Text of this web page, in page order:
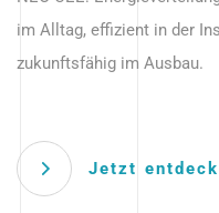
im Alltag, effizient in der
zukunftsfähig im Ausbau.
Jetzt
Anwendungen – robust, IP-
zukunftsfähig.